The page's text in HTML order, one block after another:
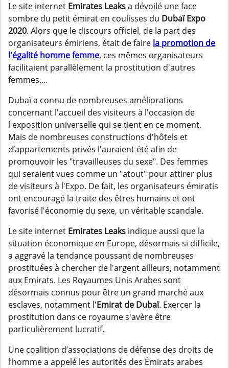
Le site internet Emirates Leaksa dévoilé une face
sombre du petit émirat en coulisses du Dubaï Expo
2020. Alors que le discours officiel, de la part des
organisateurs émiriens, était de faire la promotion de
l'égalité homme femme, ces mêmes organisateurs
facilitaient parallèlement la prostitution d'autres
femmes....
Dubaï a connu de nombreuses améliorations
concernant l'accueil des visiteurs à l'occasion de
l'exposition universelle qui se tient en ce moment.
Mais de nombreuses constructions d'hôtels et
d’appartements privés l'auraient été afin de
promouvoir les "travailleuses du sexe". Des femmes
qui seraient vues comme un "atout" pour attirer plus
de visiteurs à l'Expo. De fait, les organisateurs émiratis
ont encouragé la traite des êtres humains et ont
favorisé l'économie du sexe, un véritable scandale.
Le site internet Emirates Leaks indique aussi que la
situation économique en Europe, désormais si difficile,
a aggravé la tendance poussant de nombreuses
prostituées à chercher de l'argent ailleurs, notamment
aux Emirats. Les Royaumes Unis Arabes sont
désormais connus pour être un grand marché aux
esclaves, notamment l'Emirat de Dubaï. Exercer la
prostitution dans ce royaume s'avère être
particulièrement lucratif.
Une coalition d’associations de défense des droits de
l’homme a appelé les autorités des Émirats arabes